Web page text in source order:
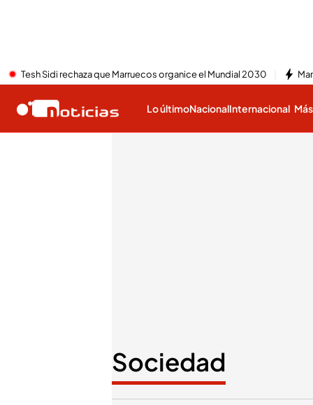
Tesh Sidi rechaza que Marruecos organice el Mundial 2030
Lo últimoNacionalInternacional Más
Sociedad